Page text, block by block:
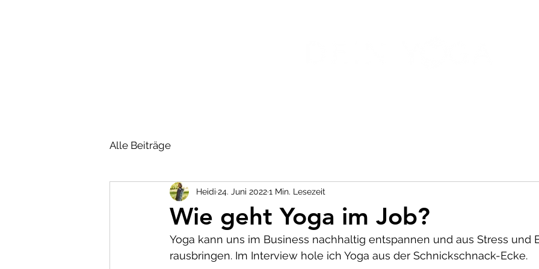
Alle Beiträge
Wie geht Yoga im Job?
Heidi 24. Juni 20221 Min. Lesezeit
Yoga kann uns im Business nachhaltig entspannen und aus Stress und
rausbringen. Im Interview hole ich Yoga aus der Schnickschnack-Ecke.